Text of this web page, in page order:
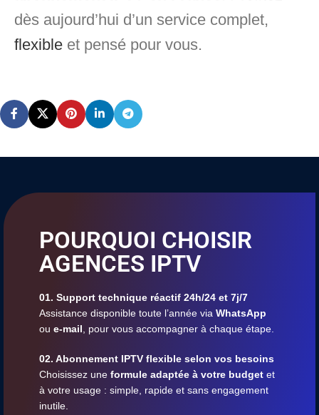
dès aujourd’hui d’un service complet,
flexible et pensé pour vous.
POURQUOI CHOISIR
AGENCES IPTV
01. Support technique réactif 24h/24 et 7j/7
Assistance disponible toute l’année via WhatsApp
ou e-mail , pour vous accompagner à chaque étape.
02. Abonnement IPTV flexible selon vos besoins
Choisissez une formule adaptée à votre budget et
à votre usage : simple, rapide et sans engagement
inutile.